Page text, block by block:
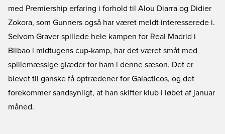
med Premiership erfaring i forhold til Alou Diarra og Didier
Zokora, som Gunners også har været meldt interesserede i.
Selvom Graver spillede hele kampen for Real Madrid i
Bilbao i midtugens cup-kamp, har det været småt med
spillemæssige glæder for ham i denne sæson. Det er
blevet til ganske få optrædener for Galacticos, og det
forekommer sandsynligt, at han skifter klub i løbet af januar
måned.